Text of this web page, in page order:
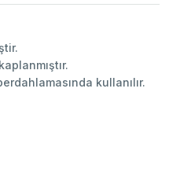
kullanılır.